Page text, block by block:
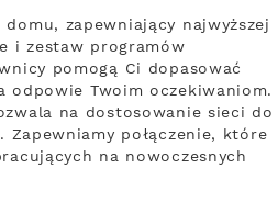
zapewniający najwyższej
i zestaw programów
pomogą Ci dopasować
odpowie Twoim oczekiwaniom.
na dostosowanie sieci do
połączenie, które
na nowoczesnych